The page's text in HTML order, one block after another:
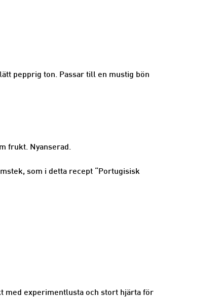
pepprig ton. Passar till en mustig bön
frukt. Nyanserad.
som i detta recept “Portugisisk
med experimentlusta och stort hjärta för